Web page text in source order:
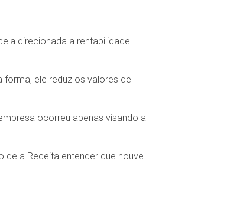
direcionada a rentabilidade
forma, ele reduz os valores de
ocorreu apenas visando a
de a Receita entender que houve